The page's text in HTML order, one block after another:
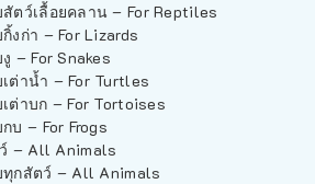
ตว์เลื้อยคลาน – For Reptiles
งก่า – For Lizards
– For Snakes
ต่าน้ำ – For Turtles
ต่าบก – For Tortoises
บ – For Frogs
– All Animals
ทุกสัตว์ – All Animals